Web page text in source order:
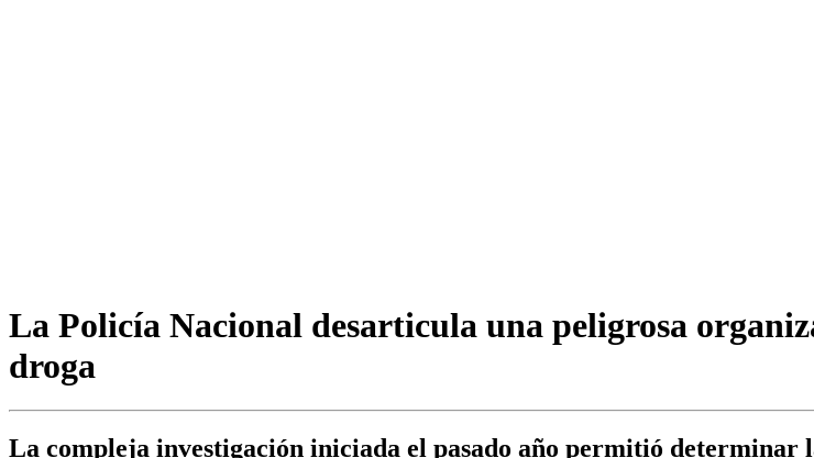
La Policía Nacional desarticula una peligrosa
droga
La compleja investigación iniciada el pasado año permitió